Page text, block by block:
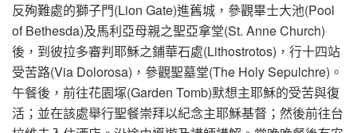
反殉難處的獅子門(Lion Gate)進舊城，參觀畢士大池(Pool
of Bethesda)及馬利亞母親之聖亞拿堂(St. Anne Church)
後，到彼拉多審判耶穌之鋪華石處(Lithostrotos)，行十四站
受苦路(Via Dolorosa)，參觀聖墓堂(The Holy Sepulchre)。
午餐後，前往花園塚(Garden Tomb)默想主耶穌的受苦與復
活；並在該處舉行聖餐崇拜以紀念主耶穌基督；然後前往台